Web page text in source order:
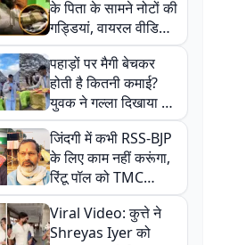
के पिता के सामने नोटों की
गड्डियां, वायरल वीडियो
से राजनीति में उबाल,
अजित महतो बोले- TMC
की गंदी चाल
पहाड़ों पर मैगी बेचकर
होती है कितनी कमाई?
युवक ने गल्ला दिखाया तो
नौकरी वालों के खड़े हो गए
कान
जिंदगी में कभी RSS-BJP
के लिए काम नहीं करूंगा,
रिंटू पॉल को TMC
ऑफिस में ले जाकर पीटा,
Video वायरल
Viral Video: कुत्ते ने
Shreyas Iyer को